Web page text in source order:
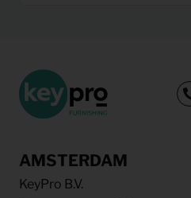
AMSTERDAM
KeyPro B.V.